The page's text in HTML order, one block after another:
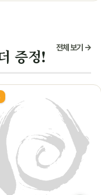
증정! 전체 보기 →